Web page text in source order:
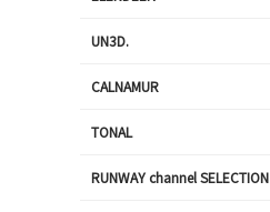
UN3D.
CALNAMUR
TONAL
RUNWAY channel SELECTION